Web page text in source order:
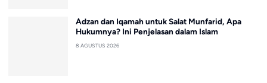
Adzan dan Iqamah untuk Salat Munfarid, Apa
Hukumnya? Ini Penjelasan dalam Islam
8 AGUSTUS 2026